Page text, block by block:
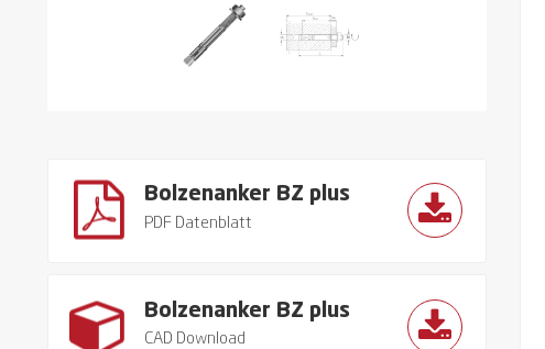
Bolzenanker BZ plus
PDF Datenblatt
Bolzenanker BZ plus
CAD Download